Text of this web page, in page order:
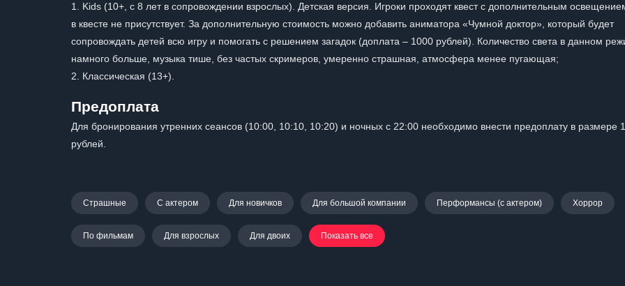
1. Kids (10+, с 8 лет в сопровождении взрослых). Детская версия. Игроки проходят квест с дополнительным
в квесте не присутствует. За дополнительную стоимость можно добавить аниматора «Чумной доктор», который будет
сопровождать детей всю игру и помогать с решением загадок (доплата – 1000 рублей). Количество света в данном
намного больше, музыка тише, без частых скримеров, умеренно страшная, атмосфера менее пугающая;
2. Классическая (13+).
Предоплата
Для бронирования утренних сеансов (10:00, 10:10, 10:20) и ночных с 22:00 необходимо внести предоплату в размере
рублей.
Страшные С актером Для новичков Для большой компании Перформансы (с актером) Хоррор
По фильмам Для взрослых Для двоих Показать все